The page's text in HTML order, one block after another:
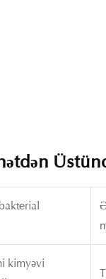
kimyəvi